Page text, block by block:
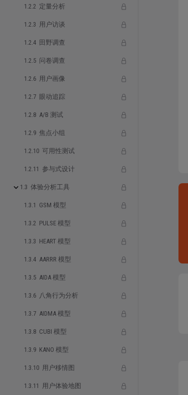
1.2.2 定量分析
1.2.3 用户访谈
1.2.4 田野调查
1.2.5 问卷调查
1.2.6 用户画像
1.2.7 眼动追踪
1.2.8 A/B 测试
1.2.9 焦点小组
1.2.10 可用性测试
1.2.11 参与式设计
1.3 体验分析工具
1.3.1 GSM 模型
1.3.2 PULSE 模型
1.3.3 HEART 模型
1.3.4 AARRR 模型
1.3.5 AIDA 模型
1.3.6 八角行为分析
1.3.7 AIDMA 模型
1.3.8 CUBI 模型
1.3.9 KANO 模型
1.3.10 用户移情图
1.3.11 用户体验地图